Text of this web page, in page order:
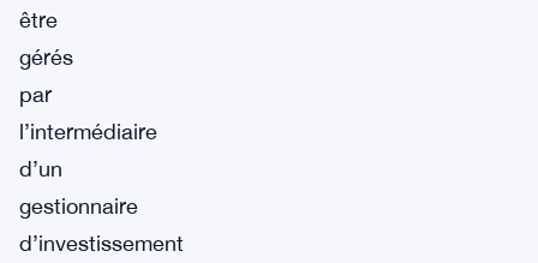
être
gérés
par
l’intermédiaire
d’un
gestionnaire
d’investissement